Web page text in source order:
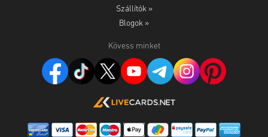
Szállítók »
Blogok »
Kövess minket